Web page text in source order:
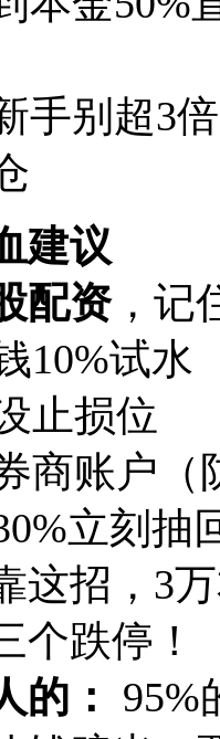
手别超3
建议
配资，记
10%试水
止损位
商账户（
立刻抽
这招，3
个跌停！
的：